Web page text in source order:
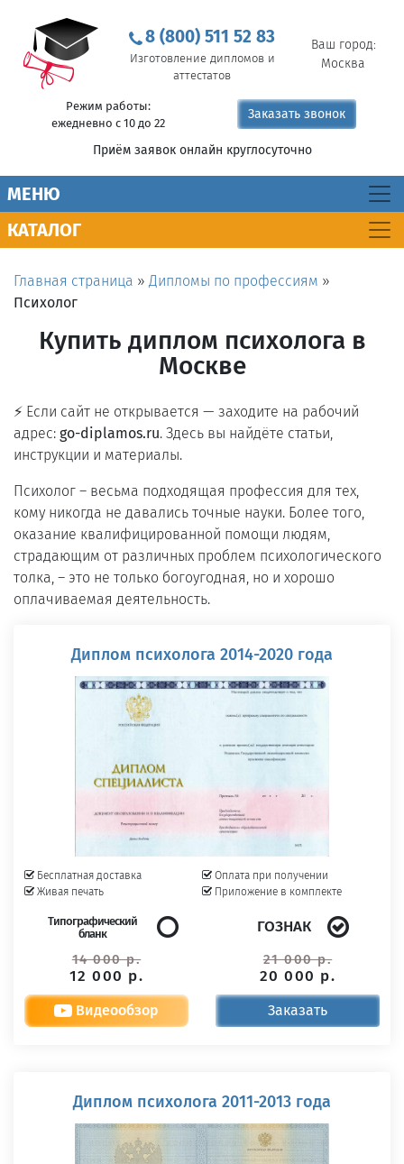
8 (800) 511 52 83
Изготовление дипломов и
аттестатов
Ваш город:
Москва
Режим работы:
ежедневно с 10 до 22
Заказать звонок
Приём заявок онлайн круглосуточно
MEНЮ
КАТАЛОГ
Главная страница » Дипломы по профессиям »
Психолог
Купить диплом психолога в
Москве
⚡ Если сайт не открывается — заходите на рабочий
адрес: go-diplamos.ru. Здесь вы найдёте статьи,
инструкции и материалы.
Психолог ― весьма подходящая профессия для тех,
кому никогда не давались точные науки. Более того,
оказание квалифицированной помощи людям,
страдающим от различных проблем психологического
толка, ― это не только богоугодная, но и хорошо
оплачиваемая деятельность.
Диплом психолога 2014-2020 года
Бесплатная доставка
Живая печать
Оплата при получении
Приложение в комплекте
Типографический
бланк
14 000 р.
12 000 р.
ГОЗНАК
21 000 р.
20 000 р.
Видеообзор Заказать
Диплом психолога 2011-2013 года